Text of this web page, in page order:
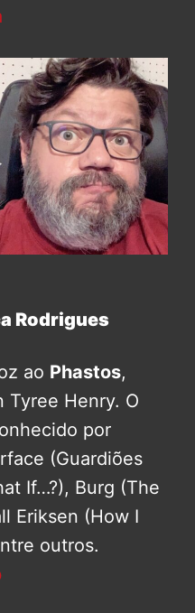
Rodrigues
ao Phastos,
Tyree Henry. O
por
(Guardiões
If…?), Burg (The
Eriksen (How I
outros.